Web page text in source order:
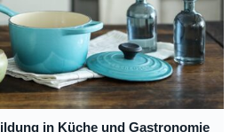
in Küche und Gastronomie